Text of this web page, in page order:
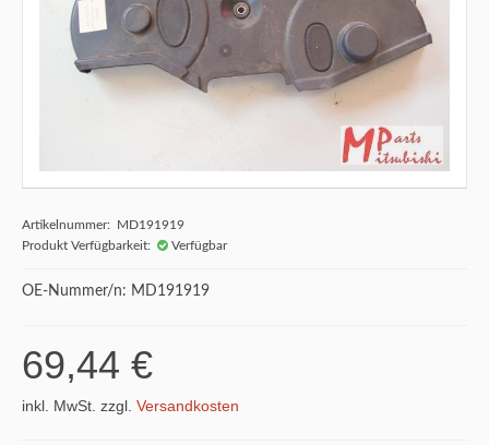
Artikelnummer: MD191919
Produkt Verfügbarkeit:
Verfügbar
OE-Nummer/n: MD191919
69,44 €
inkl. MwSt. zzgl. Versandkosten